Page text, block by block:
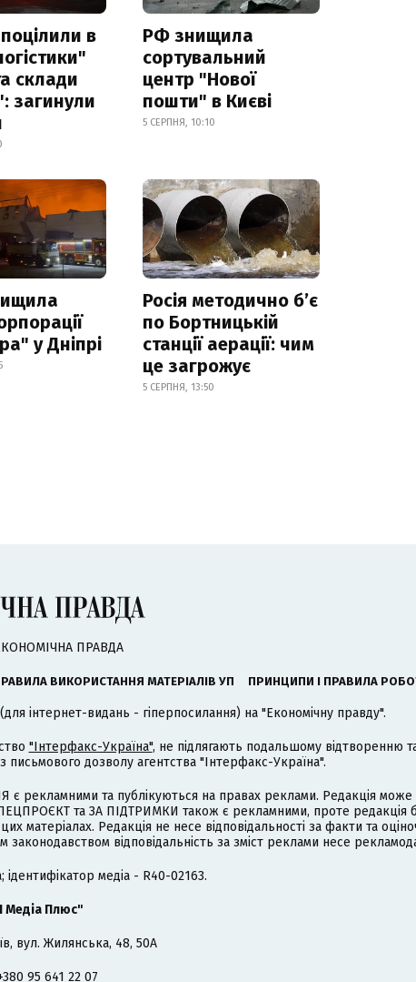
в
склади
загинули
РФ знищила
сортувальний
центр "Нової
пошти" в Києві
5 СЕРПНЯ, 10:10
у Дніпрі
Росія методично б’є
по Бортницькій
станції аерації: чим
це загрожує
5 СЕРПНЯ, 13:50
ПРАВДА
ВИКОРИСТАННЯ МАТЕРІАЛІВ УП ПРИНЦИПИ І ПРАВИЛА
інтернет-видань - гіперпосилання) на "Економічну правду".
"Інтерфакс-Україна", не підлягають подальшому відтворенню
дозволу агентства "Інтерфакс-Україна".
рекламними та публікуються на правах реклами. Редакція може
та ЗА ПІДТРИМКИ також є рекламними, проте редакція
матеріалах. Редакція не несе відповідальності за факти та
відповідальність за зміст реклами несе
ідентифікатор медіа - R40-02163.
Медіа Плюс"
вул. Жилянська, 48, 50А
95 641 22 07